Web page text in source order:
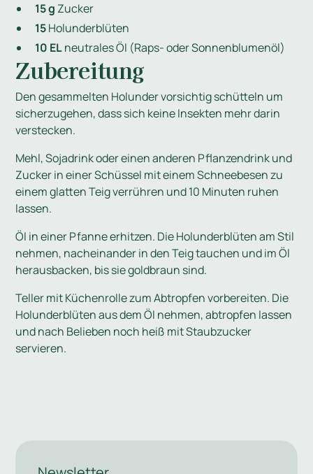
15 g Zucker
15Holunderblüten
10 ELneutrales Öl (Raps- oder Sonnenblumenöl)
Zubereitung
Den gesammelten Holunder vorsichtig schütteln um
sicherzugehen, dass sich keine Insekten mehr darin
verstecken.
Mehl, Sojadrink oder einen anderen Pflanzendrink und
Zucker in einer Schüssel mit einem Schneebesen zu
einem glatten Teig verrühren und 10 Minuten ruhen
lassen.
Öl in einer Pfanne erhitzen. Die Holunderblüten am Stil
nehmen, nacheinander in den Teig tauchen und im Öl
herausbacken, bis sie goldbraun sind.
Teller mit Küchenrolle zum Abtropfen vorbereiten. Die
Holunderblüten aus dem Öl nehmen, abtropfen lassen
und nach Belieben noch heiß mit Staubzucker
servieren.